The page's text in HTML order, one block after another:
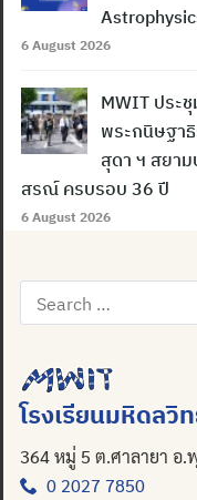
6 August 2026
MWIT ประ
พระกนิษฐา
สุดา ฯ สยา
สรณ์ ครบรอบ 36 ปี
6 August 2026
Search
for:
โรงเรียนมหิดล
364 หมู่ 5 ต.ศาลายา
0 2027 7850